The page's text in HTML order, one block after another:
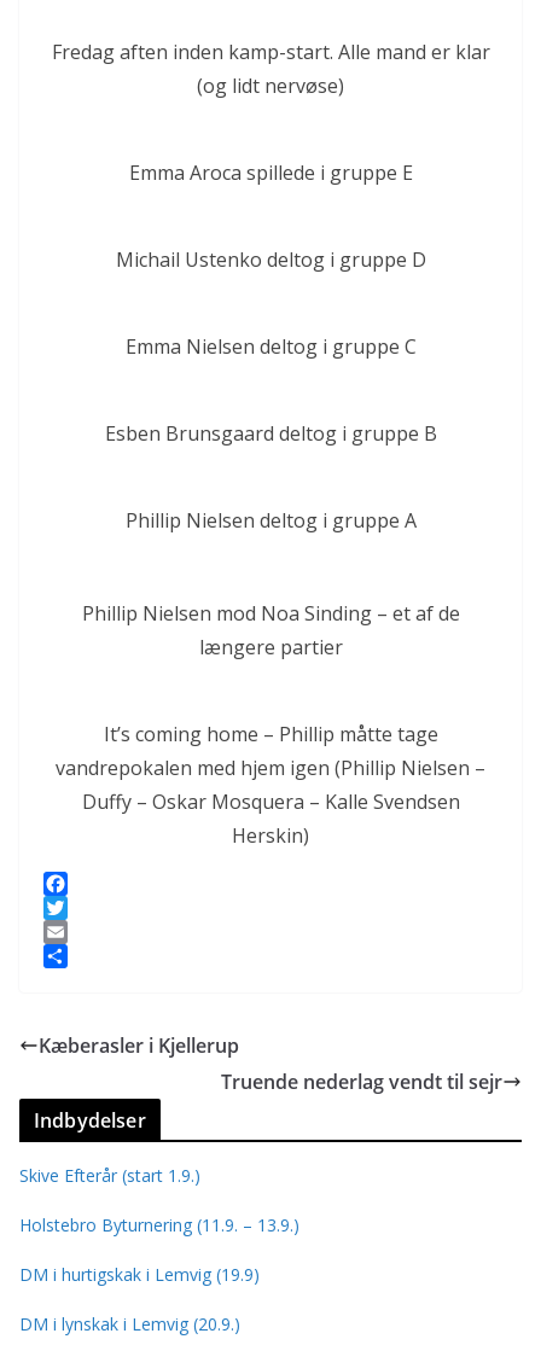
Fredag aften inden kamp-start. Alle mand er klar
(og lidt nervøse)
Emma Aroca spillede i gruppe E
Michail Ustenko deltog i gruppe D
Emma Nielsen deltog i gruppe C
Esben Brunsgaard deltog i gruppe B
Phillip Nielsen deltog i gruppe A
Phillip Nielsen mod Noa Sinding – et af de
længere partier
It’s coming home – Phillip måtte tage
vandrepokalen med hjem igen (Phillip Nielsen –
Duffy – Oskar Mosquera – Kalle Svendsen
Herskin)
F
a
c
o
T
w
e
E
lr
Kæberasler i Kjellerup
Truende nederlag vendt til sejr
Indbydelser
Skive Efterår (start 1.9.)
Holstebro Byturnering (11.9. – 13.9.)
DM i hurtigskak i Lemvig (19.9)
DM i lynskak i Lemvig (20.9.)